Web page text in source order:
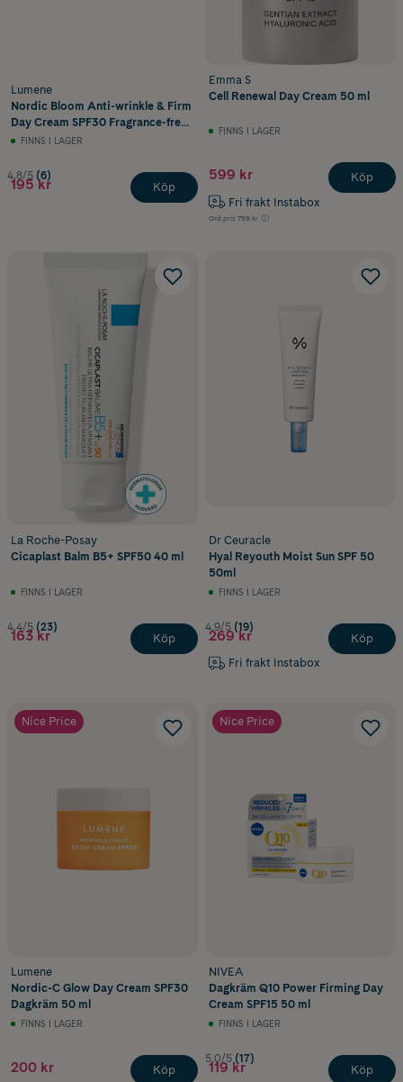
Lumene
Nordic Bloom Anti-wrinkle & Firm
Day Cream SPF30 Fragrance-free
50 ml
FINNS I LAGER
4.8/5 (6)
195 kr Köp
Emma S
Cell Renewal Day Cream 50 ml
FINNS I LAGER
599 kr
Fri frakt Instabox
Ord.pris 799 kr
Köp
La Roche-Posay
Cicaplast Balm B5+ SPF50 40 ml
FINNS I LAGER
4.4/5 (23)
163 kr Köp
Dr Ceuracle
Hyal Reyouth Moist Sun SPF 50
50ml
FINNS I LAGER
4.9/5 (19)
269 kr
Fri frakt Instabox
Köp
Nice Price
Lumene
Nordic-C Glow Day Cream SPF30
Dagkräm 50 ml
FINNS I LAGER
200 kr Köp
Nice Price
NIVEA
Dagkräm Q10 Power Firming Day
Cream SPF15 50 ml
FINNS I LAGER
5.0/5 (17)
119 kr Köp